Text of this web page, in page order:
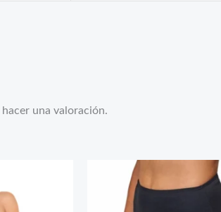
una valoración.